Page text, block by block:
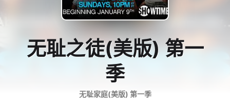
无耻之徒(美版) 第一
季
无耻家庭(美版) 第一季